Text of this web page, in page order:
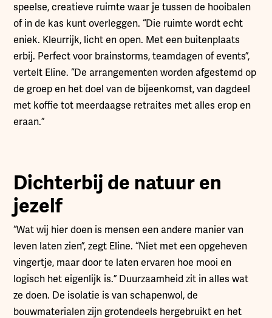
speelse, creatieve ruimte waar je tussen de hooibalen
of in de kas kunt overleggen. “Die ruimte wordt echt
eniek. Kleurrijk, licht en open. Met een buitenplaats
erbij. Perfect voor brainstorms, teamdagen of events”,
vertelt Eline. “De arrangementen worden afgestemd op
de groep en het doel van de bijeenkomst, van dagdeel
met koffie tot meerdaagse retraites met alles erop en
eraan.”
Dichterbij de natuur en
jezelf
“Wat wij hier doen is mensen een andere manier van
leven laten zien”, zegt Eline. “Niet met een opgeheven
vingertje, maar door te laten ervaren hoe mooi en
logisch het eigenlijk is.” Duurzaamheid zit in alles wat
ze doen. De isolatie is van schapenwol, de
bouwmaterialen zijn grotendeels hergebruikt en het